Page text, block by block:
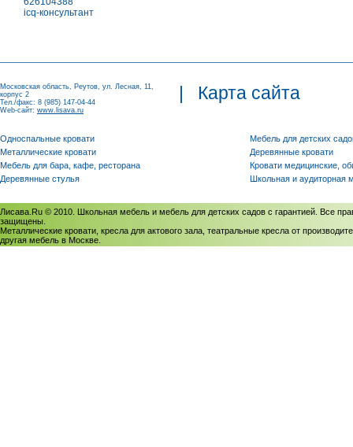
icq-консультант
Московская область, Реутов, ул. Лесная, 11,
корпус 2
Тел./факс: 8 (985) 147-04-44
Web-сайт: www.lisava.ru
| Карта сайта
Односпальные кровати
Металлические кровати
Мебель для бара, кафе, ресторана
Деревянные стулья
Мебель для детских
Деревянные кровати
Кровати медицинские,
Школьная и аудиторная
Лисава.Ru © 2010. Школьная мебель и мебель для детских садов с гарантией. Все
защищены.
Металлические кровати, кресла для актового зала, театральные кресла от
другая мебель в Москве.
Политика использования cookies/Соглашение на обработку персональных данных